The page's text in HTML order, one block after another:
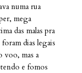
numa rua
mega
das malas pra
dias legais
voo, mas a
e fomos